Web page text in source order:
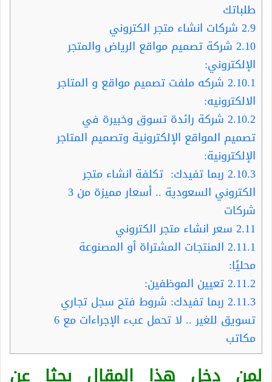
طلباتك
2.9 شركات انشاء متجر الكتروني
2.10 شركة تصميم مواقع الرياض والمتجر
الإلكتروني:
2.10.1 شركه ملفت تصميم مواقع و المتاجر
الالكترونيه:
2.10.2 شركة رائدة تسوق وخبيرة في
تصميم المواقع الإلكترونية وتصميم المتاجر
الإلكترونية:
2.10.3 ربما تفيدك: تكلفة انشاء متجر
الكتروني السعودية .. أسعار مميزة من 3
شركات
2.11 سعر انشاء متجر الكتروني
2.11.1 المنتجات المشتراة أو المصنوعة
محليًا:
2.11.2تعيين الموظفين:
2.11.3 ربما تفيدك: شروط فتح سجل تجاري
تسويق للغير .. لا تحمل عبء الإجراءات مع 6
مكاتب
لمن دخل هذا المقال بحثا عن